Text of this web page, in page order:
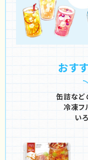
おす
缶詰など
冷凍フ
い